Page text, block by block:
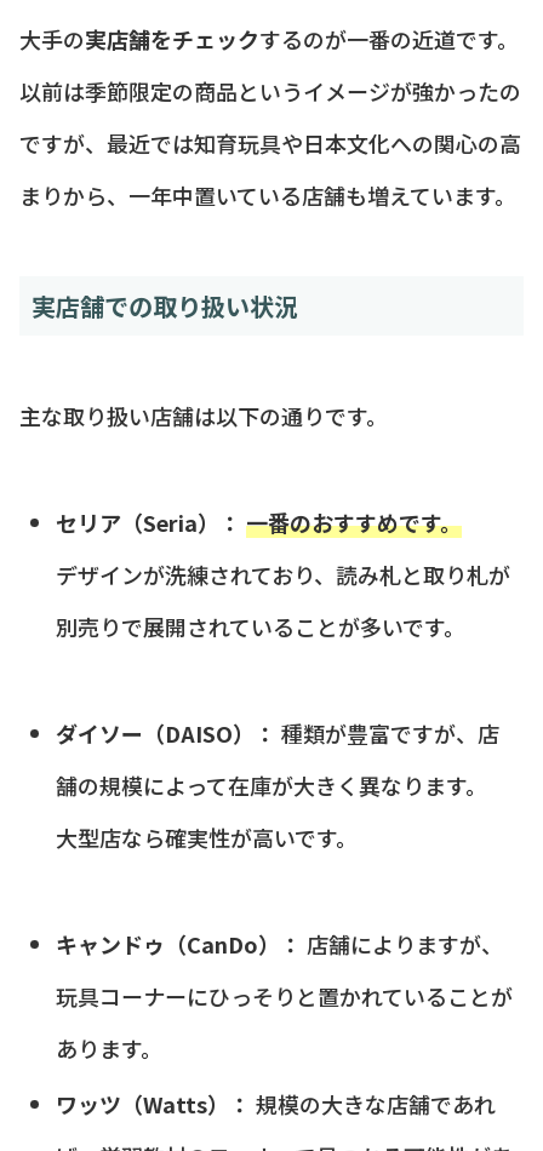
大手の実店舗をチェックするのが一番の近道です。
以前は季節限定の商品というイメージが強かったの
ですが、最近では知育玩具や日本文化への関心の高
まりから、一年中置いている店舗も増えています。
実店舗での取り扱い状況
主な取り扱い店舗は以下の通りです。
セリア（Seria）： 一番のおすすめです。
デザインが洗練されており、読み札と取り札が
別売りで展開されていることが多いです。
ダイソー（DAISO）： 種類が豊富ですが、店
舗の規模によって在庫が大きく異なります。
大型店なら確実性が高いです。
キャンドゥ（CanDo）： 店舗によりますが、
玩具コーナーにひっそりと置かれていることが
あります。
ワッツ（Watts）： 規模の大きな店舗であれ